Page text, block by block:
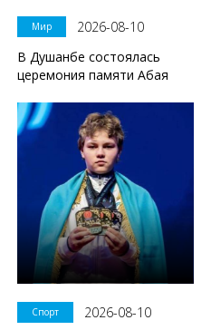
Мир
2026-08-10
В Душанбе состоялась
церемония памяти Абая
Спорт
2026-08-10